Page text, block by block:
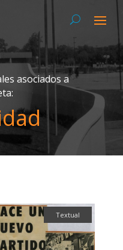
asociados a
Textual